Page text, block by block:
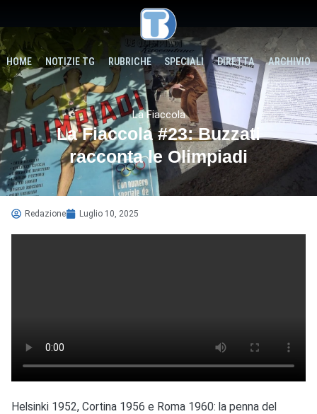
HOME NOTIZIE TG RUBRICHE SPECIALI DIRETTA ARCHIVIO
La Fiaccola
La Fiaccola #23: Buzzati
racconta le Olimpiadi
Redazione Luglio 10, 2025
Helsinki 1952, Cortina 1956 e Roma 1960: la penna del